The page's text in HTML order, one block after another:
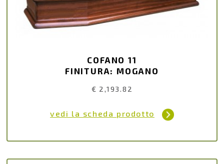
COFANO 11
FINITURA: MOGANO
€ 2,193.82
vedi la scheda prodotto